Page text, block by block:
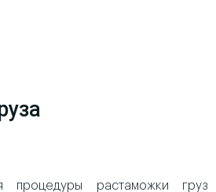
процедуры растаможки груз